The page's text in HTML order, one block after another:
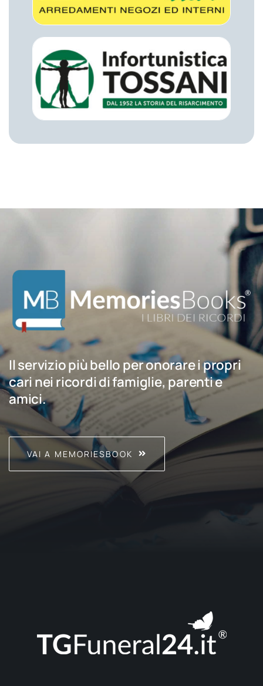
Il servizio più bello per onorare i propri
cari nei ricordi di famiglie, parenti e
amici.
VAI A MEMORIESBOOK